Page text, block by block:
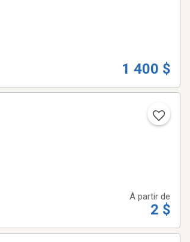
1 400 $
À partir de
2 $